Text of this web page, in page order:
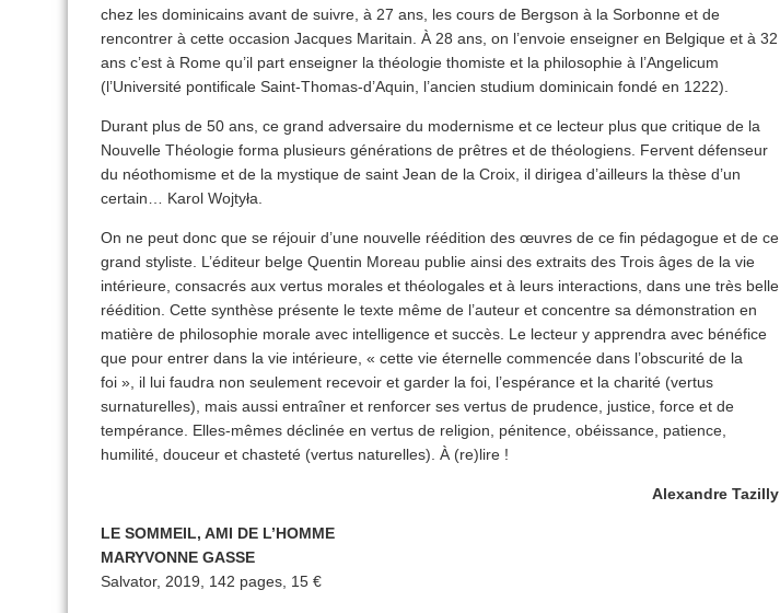
chez les dominicains avant de suivre, à 27 ans, les cours de Bergson à la Sorbonne et de
rencontrer à cette occasion Jacques Maritain. À 28 ans, on l’envoie enseigner en Belgique et à 32
ans c’est à Rome qu’il part enseigner la théologie thomiste et la philosophie à l’Angelicum
(l’Université pontificale Saint-Thomas-d’Aquin, l’ancien studium dominicain fondé en 1222).
Durant plus de 50 ans, ce grand adversaire du modernisme et ce lecteur plus que critique de la
Nouvelle Théologie forma plusieurs générations de prêtres et de théologiens. Fervent défenseur
du néothomisme et de la mystique de saint Jean de la Croix, il dirigea d’ailleurs la thèse d’un
certain… Karol Wojtyła.
On ne peut donc que se réjouir d’une nouvelle réédition des œuvres de ce fin pédagogue et de ce
grand styliste. L’éditeur belge Quentin Moreau publie ainsi des extraits des Trois âges de la vie
intérieure, consacrés aux vertus morales et théologales et à leurs interactions, dans une très belle
réédition. Cette synthèse présente le texte même de l’auteur et concentre sa démonstration en
matière de philosophie morale avec intelligence et succès. Le lecteur y apprendra avec bénéfice
que pour entrer dans la vie intérieure, « cette vie éternelle commencée dans l’obscurité de la
foi », il lui faudra non seulement recevoir et garder la foi, l’espérance et la charité (vertus
surnaturelles), mais aussi entraîner et renforcer ses vertus de prudence, justice, force et de
tempérance. Elles-mêmes déclinée en vertus de religion, pénitence, obéissance, patience,
humilité, douceur et chasteté (vertus naturelles). À (re)lire !
Alexandre Tazilly
LE SOMMEIL, AMI DE L’HOMME
MARYVONNE GASSE
Salvator, 2019, 142 pages, 15 €